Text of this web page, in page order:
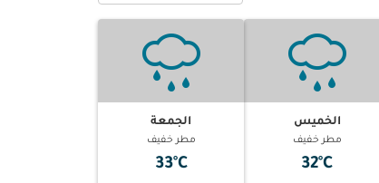
الخميس
مطر خفيف
32°C
الجمعة
مطر خفيف
33°C